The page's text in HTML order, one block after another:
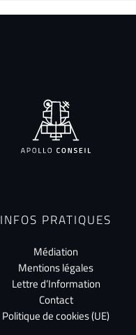
INFOS PRATIQUES
Médiation
Mentions légales
Lettre d’Information
Contact
Politique de cookies (UE)